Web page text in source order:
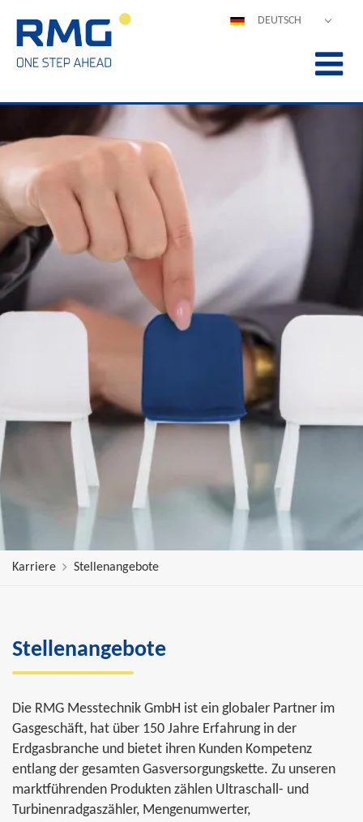
DEUTSCH
FRANÇAIS
ITALIANO
PORTUGUÊS
Karriere Stellenangebote
Stellenangebote
Die RMG Messtechnik GmbH ist ein globaler Partner im
Gasgeschäft, hat über 150 Jahre Erfahrung in der
Erdgasbranche und bietet ihren Kunden Kompetenz
entlang der gesamten Gasversorgungskette. Zu unseren
marktführenden Produkten zählen Ultraschall- und
Turbinenradgaszähler, Mengenumwerter,